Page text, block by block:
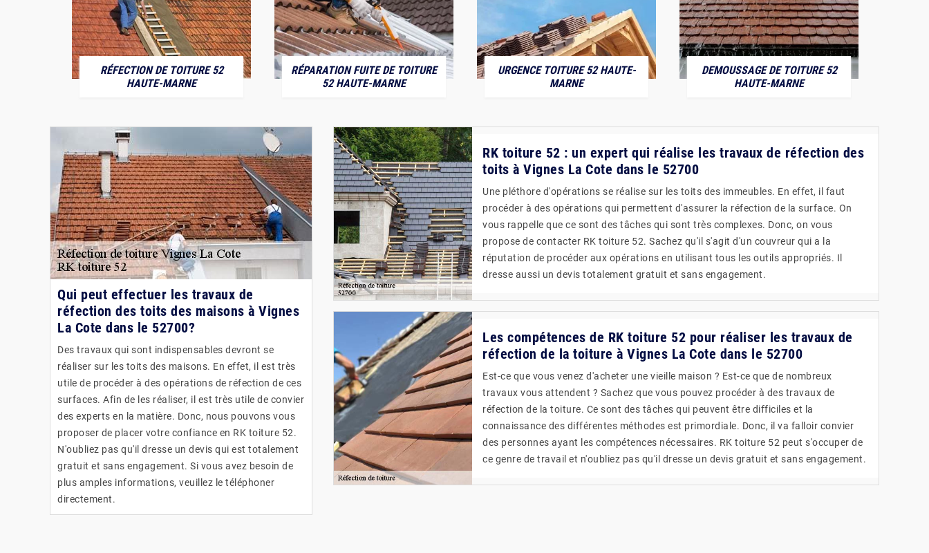
RÉFECTION DE TOITURE 52
HAUTE-MARNE
RÉPARATION FUITE DE TOITURE
52 HAUTE-MARNE
URGENCE TOITURE 52 HAUTE-
MARNE
DEMOUSSAGE DE TOITURE 52
HAUTE-MARNE
Qui peut effectuer les travaux de
réfection des toits des maisons à Vignes
La Cote dans le 52700?
Des travaux qui sont indispensables devront se
réaliser sur les toits des maisons. En effet, il est très
utile de procéder à des opérations de réfection de ces
surfaces. Afin de les réaliser, il est très utile de convier
des experts en la matière. Donc, nous pouvons vous
proposer de placer votre confiance en RK toiture 52.
N'oubliez pas qu'il dresse un devis qui est totalement
gratuit et sans engagement. Si vous avez besoin de
plus amples informations, veuillez le téléphoner
directement.
RK toiture 52 : un expert qui réalise les travaux de réfection des
toits à Vignes La Cote dans le 52700
Une pléthore d'opérations se réalise sur les toits des immeubles. En effet, il faut
procéder à des opérations qui permettent d'assurer la réfection de la surface. On
vous rappelle que ce sont des tâches qui sont très complexes. Donc, on vous
propose de contacter RK toiture 52. Sachez qu'il s'agit d'un couvreur qui a la
réputation de procéder aux opérations en utilisant tous les outils appropriés. Il
dresse aussi un devis totalement gratuit et sans engagement.
Les compétences de RK toiture 52 pour réaliser les travaux de
réfection de la toiture à Vignes La Cote dans le 52700
Est-ce que vous venez d'acheter une vieille maison ? Est-ce que de nombreux
travaux vous attendent ? Sachez que vous pouvez procéder à des travaux de
réfection de la toiture. Ce sont des tâches qui peuvent être difficiles et la
connaissance des différentes méthodes est primordiale. Donc, il va falloir convier
des personnes ayant les compétences nécessaires. RK toiture 52 peut s'occuper de
ce genre de travail et n'oubliez pas qu'il dresse un devis gratuit et sans engagement.